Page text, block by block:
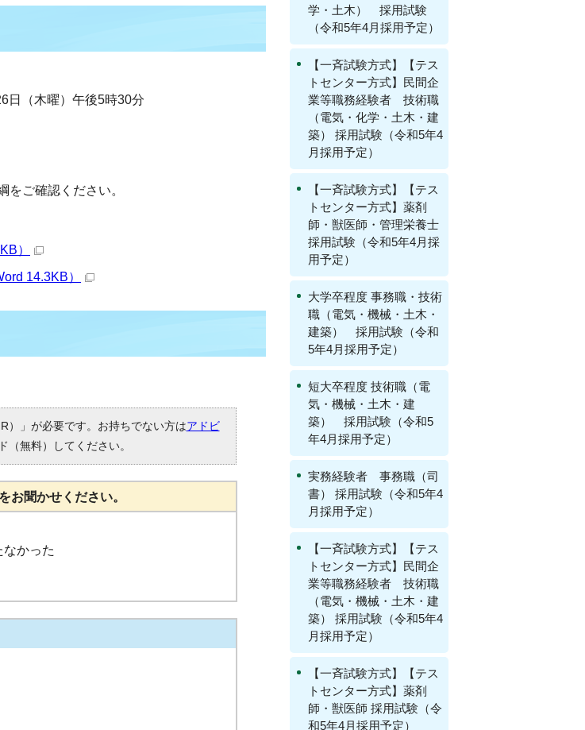
日（木曜）午後5時30分
ご確認ください。
）
14.3KB）
）」が必要です。お持ちでない方はアドビ
（無料）してください。
お聞かせください。
なかった
学・土木） 採用試験
（令和5年4月採用予定）
【一斉試験方式】【テス
トセンター方式】民間企
業等職務経験者 技術職
（電気・化学・土木・建
築） 採用試験（令和5年4
月採用予定）
【一斉試験方式】【テス
トセンター方式】薬剤
師・獣医師・管理栄養士
採用試験（令和5年4月採
用予定）
大学卒程度 事務職・技術
職（電気・機械・土木・
建築） 採用試験（令和
5年4月採用予定）
短大卒程度 技術職（電
気・機械・土木・建
築） 採用試験（令和5
年4月採用予定）
実務経験者 事務職（司
書） 採用試験（令和5年4
月採用予定）
【一斉試験方式】【テス
トセンター方式】民間企
業等職務経験者 技術職
（電気・機械・土木・建
築） 採用試験（令和5年4
月採用予定）
【一斉試験方式】【テス
トセンター方式】薬剤
師・獣医師 採用試験（令
和5年4月採用予定）